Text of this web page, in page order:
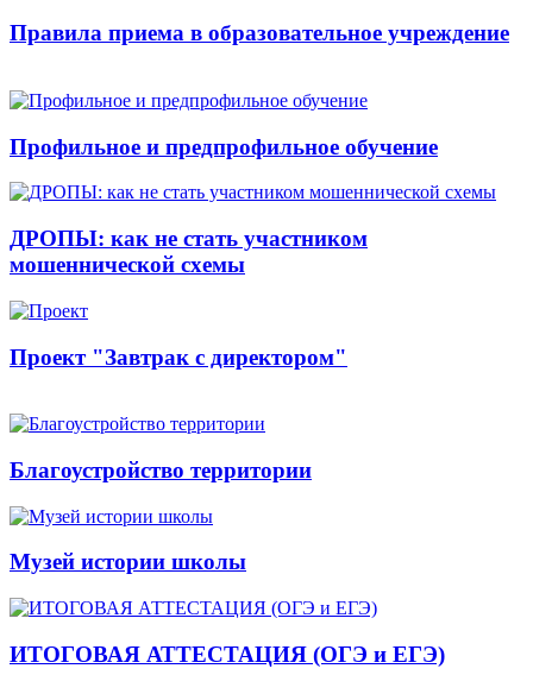
Правила приема в образовательное учреждение
Профильное и предпрофильное обучение
ДРОПЫ: как не стать участником
мошеннической схемы
Проект "Завтрак с директором"
Благоустройство территории
Музей истории школы
ИТОГОВАЯ АТТЕСТАЦИЯ (ОГЭ и ЕГЭ)